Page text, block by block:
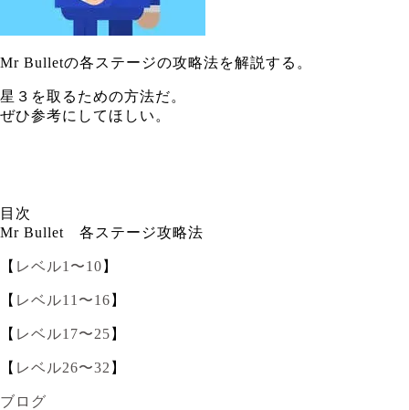
Mr Bulletの各ステージの攻略法を解説する。
星３を取るための方法だ。
ぜひ参考にしてほしい。
目次
Mr Bullet 各ステージ攻略法
【 レベル1〜10 】
【 レベル11〜16 】
【 レベル17〜25 】
【 レベル26〜32 】
ブログ